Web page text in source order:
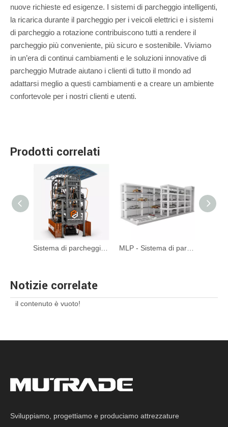
nuove richieste ed esigenze. I sistemi di parcheggio intelligenti,
la ricarica durante il parcheggio per i veicoli elettrici e i sistemi
di parcheggio a rotazione contribuiscono tutti a rendere il
parcheggio più conveniente, più sicuro e sostenibile. Viviamo
in un’era di continui cambiamenti e le soluzioni innovative di
parcheggio Mutrade aiutano i clienti di tutto il mondo ad
adattarsi meglio a questi cambiamenti e a creare un ambiente
confortevole per i nostri clienti e utenti.
Prodotti correlati
Notizie correlate
il contenuto è vuoto!
Sviluppiamo, progettiamo e produciamo attrezzature